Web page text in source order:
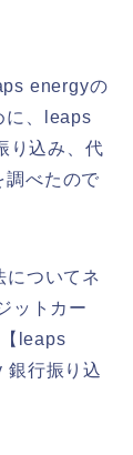
energyの
に、leaps
り込み、代
調べたので
についてネ
ットカー
leaps
銀行振り込